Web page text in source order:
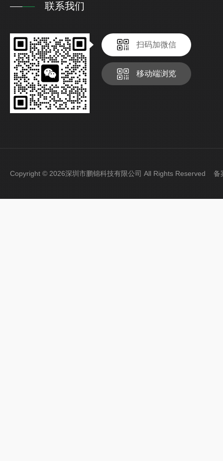
联系我们
扫码加微信
移动端浏览
Copyright © 2026深圳市鹏锦科技有限公司 All Rights Reserved 备